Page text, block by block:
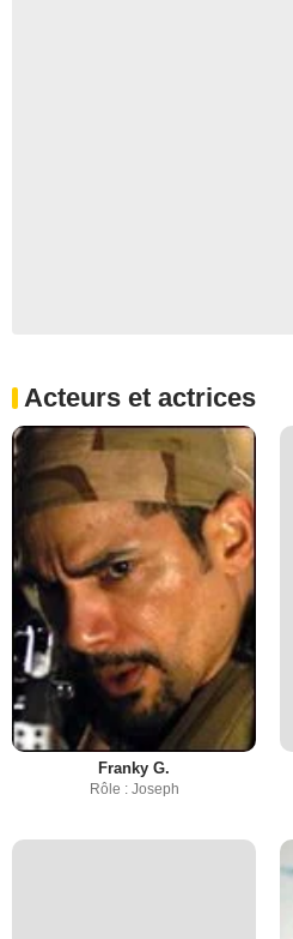
Acteurs et actrices
Franky G.
Rôle : Joseph